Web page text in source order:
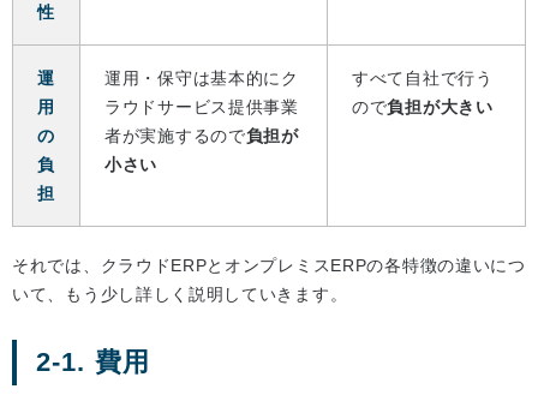
性
運
用
の
負
担
運用・保守は基本的にク
ラウドサービス提供事業
者が実施するので負担が
小さい
すべて自社で行う
ので負担が大きい
それでは、クラウドERPとオンプレミスERPの各特徴の違いにつ
いて、もう少し詳しく説明していきます。
2-1. 費用